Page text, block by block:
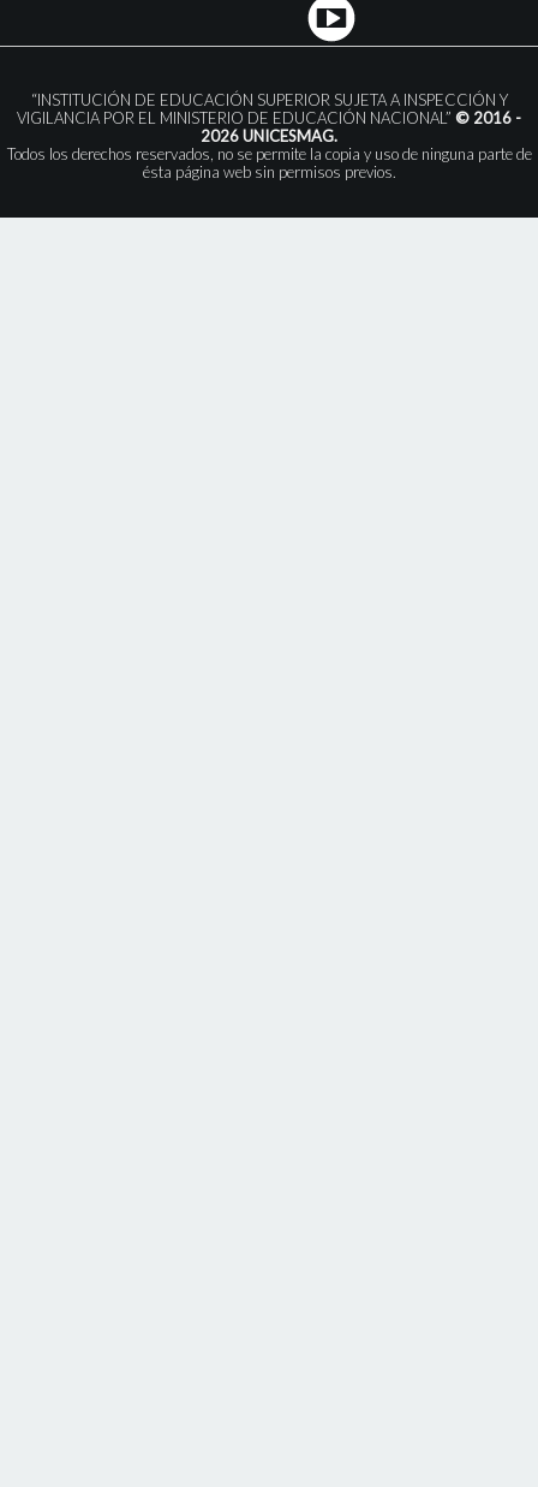
“INSTITUCIÓN DE EDUCACIÓN SUPERIOR SUJETA A INSPECCIÓN Y
VIGILANCIA POR EL MINISTERIO DE EDUCACIÓN NACIONAL” © 2016 -
2026 UNICESMAG.
Todos los derechos reservados, no se permite la copia y uso de ninguna parte de
ésta página web sin permisos previos.